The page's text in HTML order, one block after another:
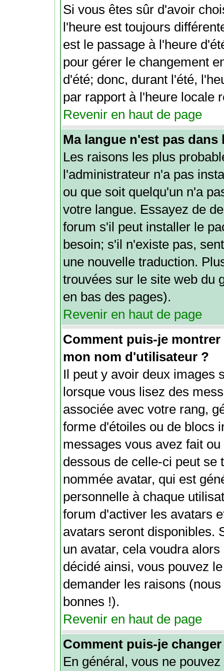
Si vous êtes sûr d'avoir
l'heure est toujours
est le passage à l'heure
pour gérer le changement
d'été; donc, durant l'été,
par rapport à l'heure locale
Revenir en haut de page
Ma langue n'est pas dans
Les raisons les plus
l'administrateur n'a pas
ou que soit quelqu'un n'a
votre langue. Essayez de
forum s'il peut installer le
besoin; s'il n'existe pas,
une nouvelle traduction.
trouvées sur le site web du
en bas des pages).
Revenir en haut de page
Comment puis-je
mon nom d'utilisateur ?
Il peut y avoir deux images
lorsque vous lisez des
associée avec votre rang,
forme d'étoiles ou de blocs
messages vous avez fait
dessous de celle-ci peut se
nommée avatar, qui est
personnelle à chaque
forum d'activer les avatars
avatars seront disponibles.
un avatar, cela voudra
décidé ainsi, vous pouvez
demander les raisons
bonnes !).
Revenir en haut de page
Comment puis-je
En général, vous ne